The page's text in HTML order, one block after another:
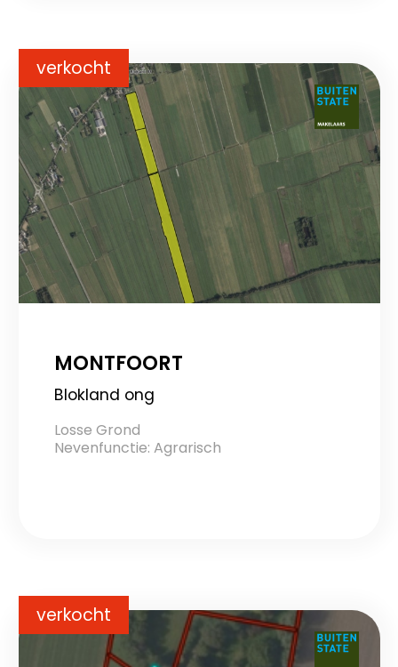
verkocht
MONTFOORT
Blokland ong
Losse Grond
Nevenfunctie: Agrarisch
verkocht